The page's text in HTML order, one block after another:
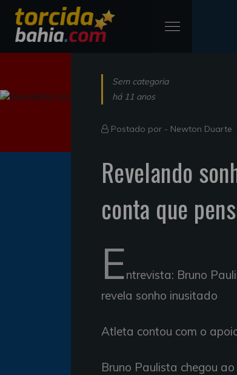
Sem categoria
há 11 anos
Postado por - Newton Duarte
Revelando
conta que
Entrevista: Bruno
revela sonho inusitado
Atleta contou com o
Bruno Paulista chegou